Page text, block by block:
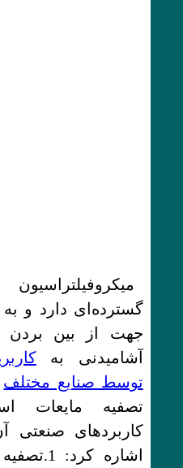
گسترده‌ای دارد و به
جهت از بین بردن
آشامیدنی به
توسط صنایع مختلف
تصفیه مایعات
کاربردهای صنعتی
اشاره